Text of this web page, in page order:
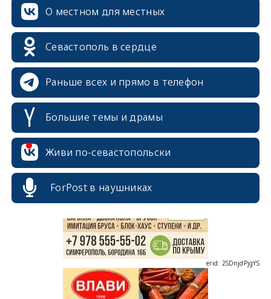
О местном для местных
Севастополь в сердце
Раньше всех и прямо в телефон
Большие темы и драмы
Живи по-севастопольски
ForPost в наушниках
erid: 2SDnjcrDNw6
erid: 2SDnjdPjgYS